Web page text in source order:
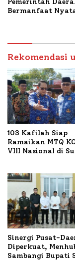
Bermanfaat
Petelur di Desa
Timur
Rekomendasi
103 Kafilah Siap
Ramaikan MTQ
VIII Nasional di
Sinergi Pusat-
Diperkuat,
Sambangi Bupati